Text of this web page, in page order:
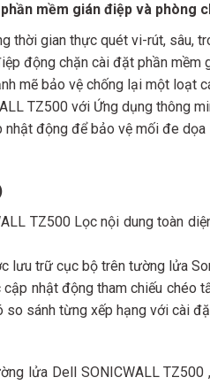
mềm gián điệp và phòng
thời gian thực quét vi-rút, sâu,
động chặn cài đặt phần
mẽ bảo vệ chống lại một loạt
TZ500 với Ứng dụng thông
động để bảo vệ mối đe dọa
TZ500 Lọc nội dung toàn
lưu trữ cục bộ trên tường lửa
nhật động tham chiếu chéo
so sánh từng xếp hạng với cài
lửa Dell SONICWALL